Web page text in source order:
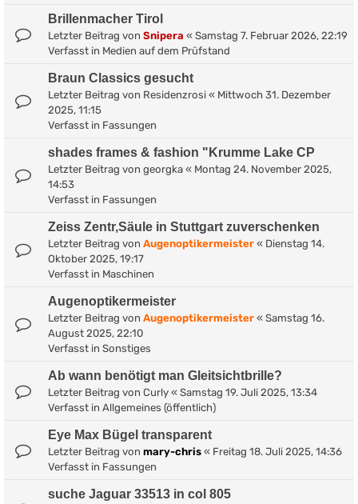
Brillenmacher Tirol
Letzter Beitrag von Snipera « Samstag 7. Februar 2026, 22:19
Verfasst in Medien auf dem Prüfstand
Braun Classics gesucht
Letzter Beitrag von Residenzrosi « Mittwoch 31. Dezember
2025, 11:15
Verfasst in Fassungen
shades frames & fashion "Krumme Lake CP
Letzter Beitrag von georgka « Montag 24. November 2025,
14:53
Verfasst in Fassungen
Zeiss Zentr,Säule in Stuttgart zuverschenken
Letzter Beitrag von Augenoptikermeister « Dienstag 14.
Oktober 2025, 19:17
Verfasst in Maschinen
Augenoptikermeister
Letzter Beitrag von Augenoptikermeister « Samstag 16.
August 2025, 22:10
Verfasst in Sonstiges
Ab wann benötigt man Gleitsichtbrille?
Letzter Beitrag von Curly « Samstag 19. Juli 2025, 13:34
Verfasst in Allgemeines (öffentlich)
Eye Max Bügel transparent
Letzter Beitrag von mary-chris « Freitag 18. Juli 2025, 14:36
Verfasst in Fassungen
suche Jaguar 33513 in col 805